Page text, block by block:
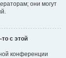
они могут
с этой
конференции